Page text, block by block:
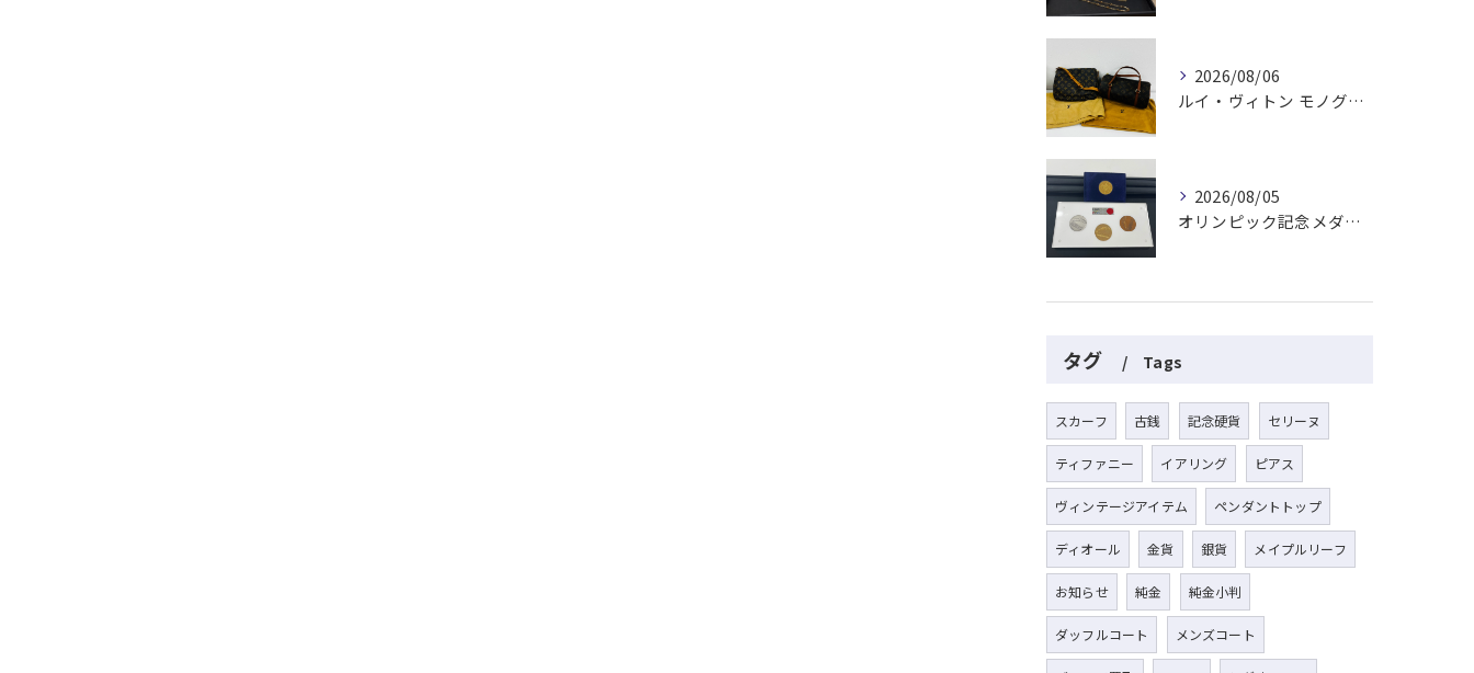
2026/08/06
ルイ・ヴィトン モノグラムバッグ2点をお買取させていただきました✨
2026/08/05
オリンピック記念メダルとメイプルリーフコインをお買取りさせていただきました🏅✨
タグ Tags
スカーフ 古銭 記念硬貨 セリーヌ
ティファニー イアリング ピアス
ヴィンテージアイテム ペンダントトップ
ディオール 金貨 銀貨 メイプルリーフ
お知らせ 純金 純金小判
ダッフルコート メンズコート